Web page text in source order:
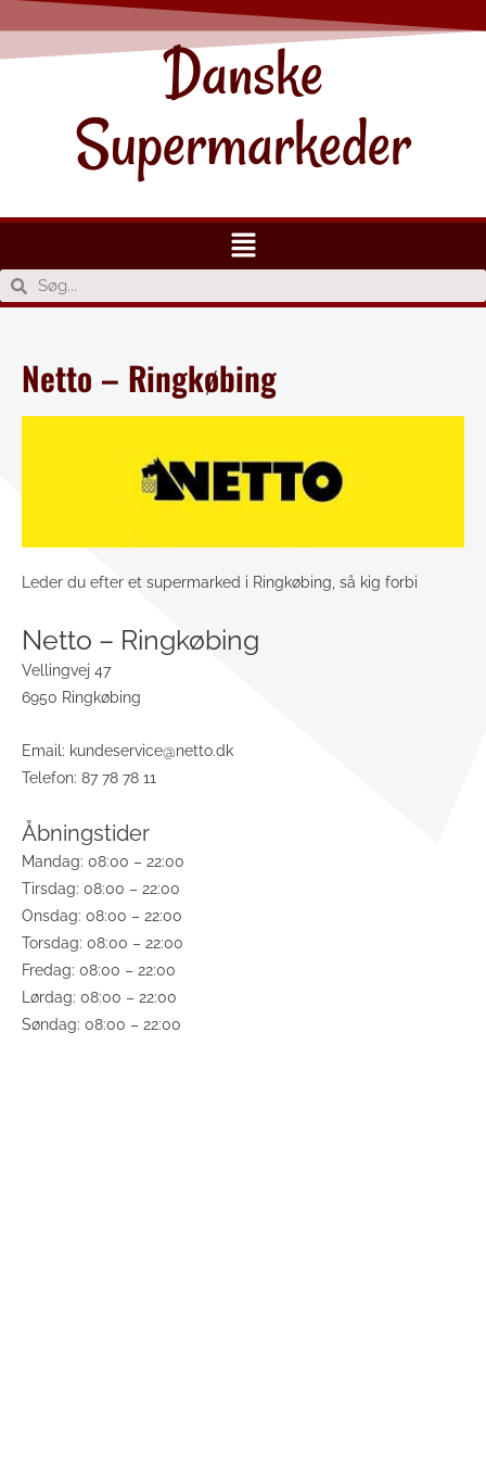
Danske
Supermarkeder
Netto – Ringkøbing
Leder du efter et supermarked i Ringkøbing, så kig forbi
Netto – Ringkøbing
Vellingvej 47
6950 Ringkøbing
Email: kundeservice@netto.dk
Telefon: 87 78 78 11
Åbningstider
Mandag: 08:00 – 22:00
Tirsdag: 08:00 – 22:00
Onsdag: 08:00 – 22:00
Torsdag: 08:00 – 22:00
Fredag: 08:00 – 22:00
Lørdag: 08:00 – 22:00
Søndag: 08:00 – 22:00